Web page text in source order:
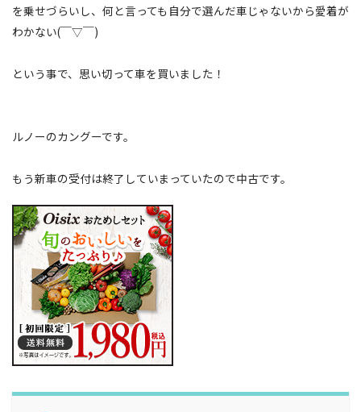
を乗せづらいし、何と言っても自分で選んだ車じゃないから愛着が
わかない(￣▽￣)
という事で、思い切って車を買いました！
ルノーのカングーです。
もう新車の受付は終了していまっていたので中古です。